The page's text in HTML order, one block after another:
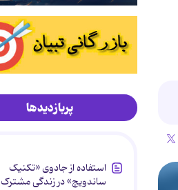
پربازدیدها
استفاده از جادوی «تکنیک
ساندویچ» در زندگی مشترک